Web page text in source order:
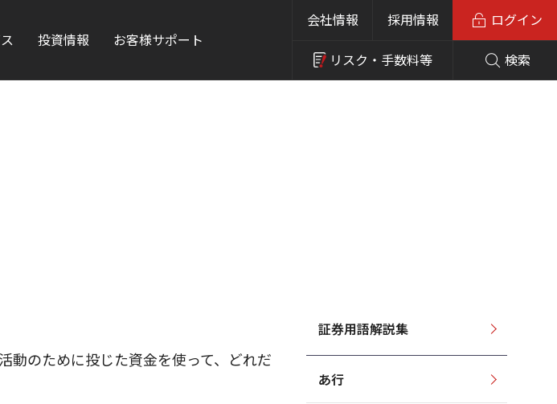
投資情報 お客様サポート
会社情報 採用情報
リスク・ 手数料等 検索
ログイン
のために投じた資金を使って、どれだ
証券用語解説集
あ行